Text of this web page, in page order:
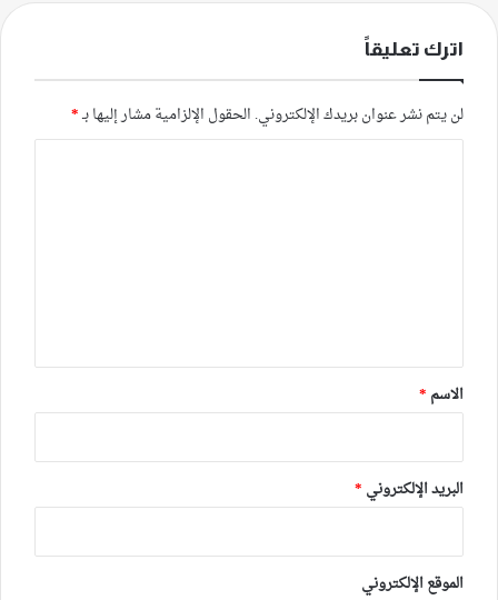
اترك تعليقاً
لن يتم نشر عنوان بريدك الإلكتروني. الحقول الإلزامية مشار إليها بـ*
*
الاسم *
البريد الإلكتروني *
الموقع الإلكتروني